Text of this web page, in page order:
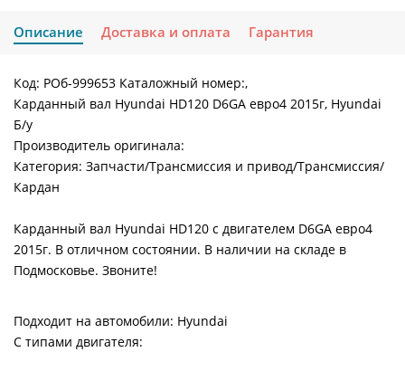
Описание Доставка и оплата Гарантия
Код: РОб-999653 Каталожный номер:,
Карданный вал Hyundai HD120 D6GA евро4 2015г, Hyundai
Б/у
Производитель оригинала:
Категория: Запчасти/Трансмиссия и привод/Трансмиссия/
Кардан
Карданный вал Hyundai HD120 с двигателем D6GA евро4
2015г. В отличном состоянии. В наличии на складе в
Подмосковье. Звоните!
Подходит на автомобили: Hyundai
С типами двигателя: